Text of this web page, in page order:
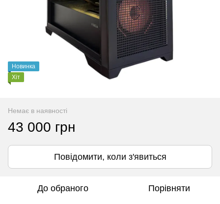
Новинка
Хіт
Немає в наявності
43 000 грн
Повідомити, коли з'явиться
До обраного Порівняти